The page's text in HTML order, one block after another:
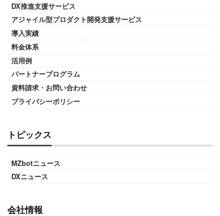
DX推進支援サービス
アジャイル型プロダクト開発支援サービス
導入実績
料金体系
活用例
パートナープログラム
資料請求・お問い合わせ
プライバシーポリシー
トピックス
MZbotニュース
DXニュース
会社情報